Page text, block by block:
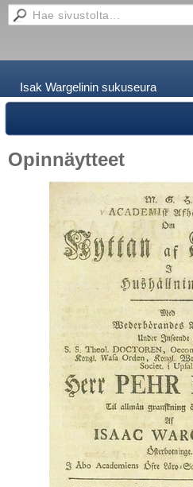
Isak Wargelinin sukuseura
Opinnäytteet